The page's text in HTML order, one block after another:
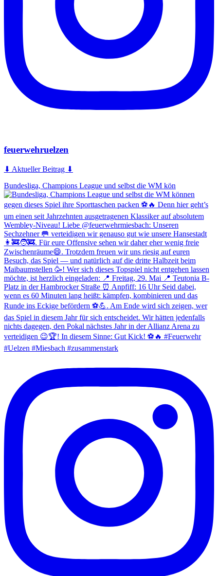
feuerwehruelzen
⬇ Aktueller Beitrag ⬇
Bundesliga, Champions League und selbst die WM kön